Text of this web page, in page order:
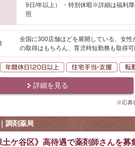
9日/年以上） ・特別休暇※詳細は福利
照
全国に300店舗ほどを展開している、女
の取得はもちろん、育児時短勤務も取得可
高額給与 年間休日120日以上 住宅
詳細を見る
※応募
調剤薬局
土ケ谷区》高待遇で薬剤師さんを